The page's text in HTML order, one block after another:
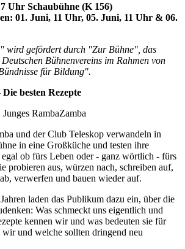
Uhr Schaubühne (K 156)
01. Juni, 11 Uhr, 05. Juni, 11 Uhr & 06.
wird gefördert durch "Zur Bühne", das
Bühnenvereins im Rahmen von
für Bildung".
besten Rezepte
RambaZamba
und der Club Teleskop verwandeln in
in eine Großküche und testen ihre
ob fürs Leben oder - ganz wörtlich - fürs
probieren aus, würzen nach, schreiben auf,
verwerfen und bauen wieder auf.
laden das Publikum dazu ein, über die
Was schmeckt uns eigentlich und
kennen wir und was bedeuten sie für
wir und welche sollten dringend neu